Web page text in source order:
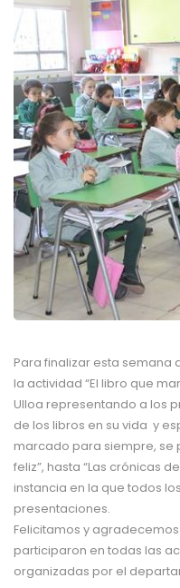
Para finalizar esta semana
la actividad “El libro que
Ulloa representando a los
de los libros en su vida y
marcado para siempre, se
feliz”, hasta “Las crónicas
instancia en la que todos
presentaciones.
Felicitamos y
participaron en todas las
organizadas por el